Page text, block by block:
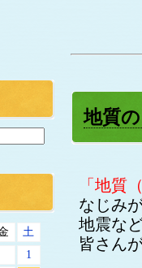
地質
「地質
なじみ
地震な
皆さん
土
1